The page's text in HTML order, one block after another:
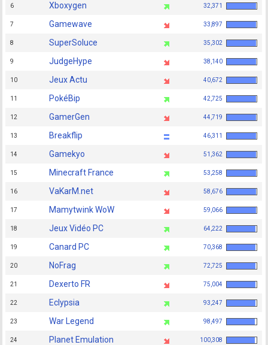
6 Xboxygen 32,371
7 Gamewave 33,897
8 SuperSoluce 35,302
9 JudgeHype 38,140
10 Jeux Actu 40,672
11 PokéBip 42,725
12 GamerGen 44,719
13 Breakflip 46,311
14 Gamekyo 51,362
15 Minecraft France 53,258
16 VaKarM.net 58,676
17 Mamytwink WoW 59,066
18 Jeux Vidéo PC 64,222
19 Canard PC 70,368
20 NoFrag 72,725
21 Dexerto FR 75,004
22 Eclypsia 93,247
23 War Legend 98,497
24 Planet Emulation 100,308